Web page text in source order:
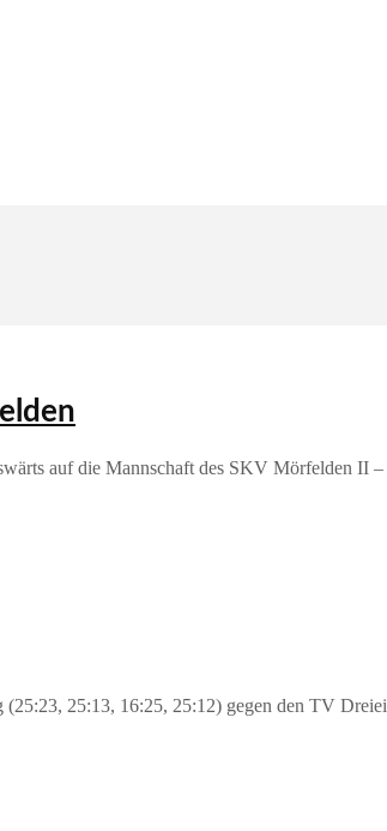
auf die Mannschaft des SKV Mörfelden II
25:13, 16:25, 25:12) gegen den TV